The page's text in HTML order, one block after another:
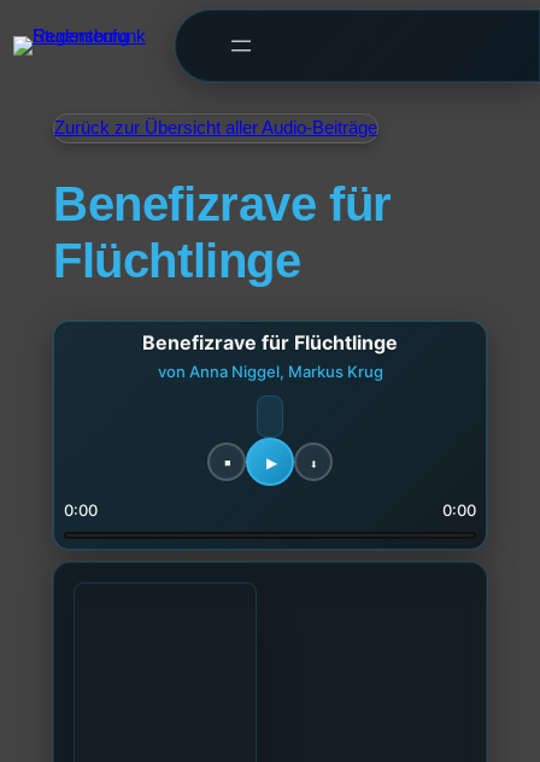
Zurück zur Übersicht aller Audio-Beiträge
Benefizrave für
Flüchtlinge
Benefizrave für Flüchtlinge
von Anna Niggel, Markus Krug
0:00 0:00